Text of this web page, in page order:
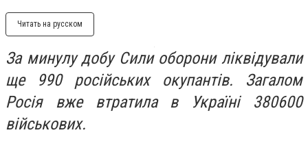
Читать на русском
За минулу добу Сили оборони ліквідували
ще 990 російських окупантів. Загалом
Росія вже втратила в Україні 380600
військових.